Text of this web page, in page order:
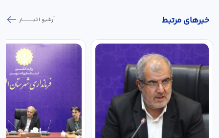
خبر‌های مرتبط آرشیو اخبـــــــــــار